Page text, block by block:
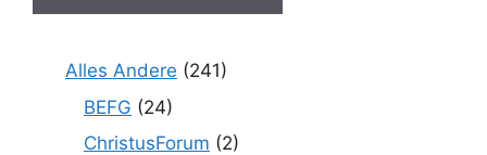
Alles Andere (241)
BEFG (24)
ChristusForum (2)